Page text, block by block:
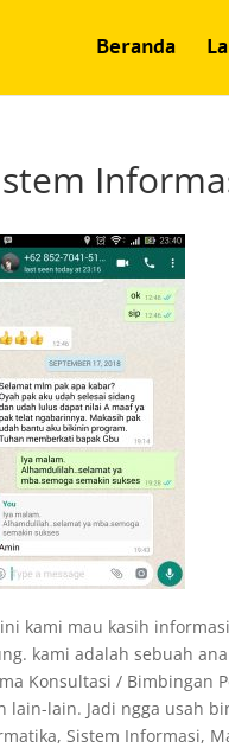
Beranda
kami mau kasih
kami adalah sebuah
Konsultasi / Bimbingan
lain-lain. Jadi ngga usah
Sistem Informasi,